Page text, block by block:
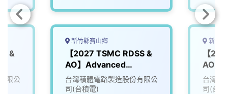
&
限公
新竹縣寶山鄉
【2027 TSMC RDSS &
AO】Advanced
Packaging Technology
Development (APTD)
台灣積體電路製造股份有限公
司(台積電)
新竹
【
AO】
台灣積
司(台